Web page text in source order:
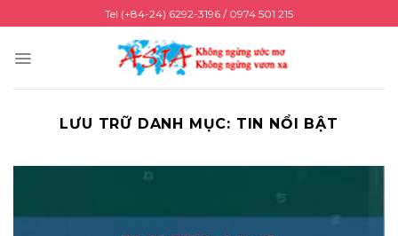
đến
nội
Tel (+84-24) 6292-3196 / 0974 501 215
LƯU TRỮ DANH MỤC: TIN NỔI BẬT